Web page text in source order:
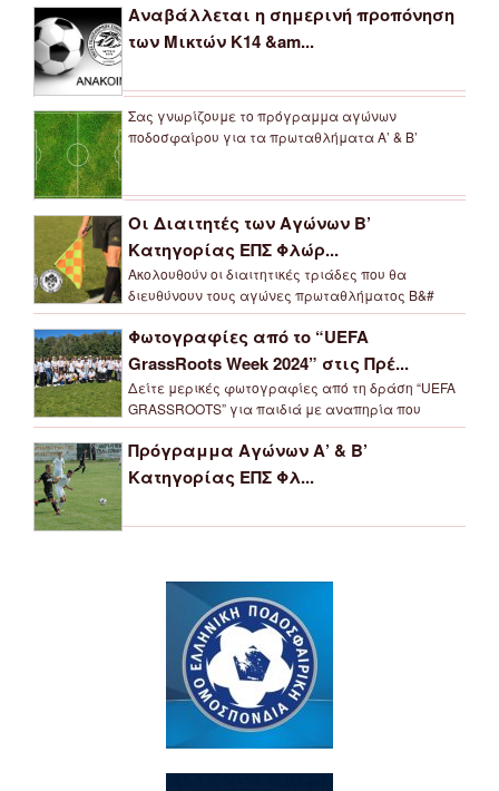
Αναβάλλεται η σημερινή προπόνηση
των Μικτών Κ14 &am...
Σας γνωρίζουμε το πρόγραμμα αγώνων
ποδοσφαίρου για τα πρωταθλήματα Α’ & Β’
Οι Διαιτητές των Αγώνων Β’
Κατηγορίας ΕΠΣ Φλώρ...
Ακολουθούν οι διαιτητικές τριάδες που θα
διευθύνουν τους αγώνες πρωταθλήματος Β&#
Φωτογραφίες από το “UEFA
GrassRoots Week 2024” στις Πρέ...
Δείτε μερικές φωτογραφίες από τη δράση “UEFA
GRASSROOTS” για παιδιά με αναπηρία που
Πρόγραμμα Αγώνων Α’ & Β’
Κατηγορίας ΕΠΣ Φλ...